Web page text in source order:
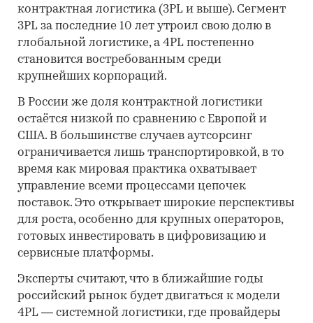
контрактная логистика (3PL и выше). Сегмент
3PL за последние 10 лет утроил свою долю в
глобальной логистике, а 4PL постепенно
становится востребованным среди
крупнейших корпораций.
В России же доля контрактной логистики
остаётся низкой по сравнению с Европой и
США. В большинстве случаев аутсорсинг
ограничивается лишь транспортировкой, в то
время как мировая практика охватывает
управление всеми процессами цепочек
поставок. Это открывает широкие перспективы
для роста, особенно для крупных операторов,
готовых инвестировать в цифровизацию и
сервисные платформы.
Эксперты считают, что в ближайшие годы
российский рынок будет двигаться к модели
4PL — системной логистики, где провайдеры